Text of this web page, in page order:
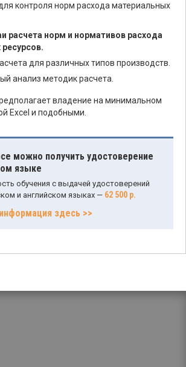
контроля норм расхода материальных
расчета норм и нормативов расхода
для различных типов производств.
анализ методик расчета.
владение на минимальном
Excel и подобными.
можно получить удостоверение
языке
обучения с выдачей удостоверений
и английском языках — 62 500 р.
здесь >>